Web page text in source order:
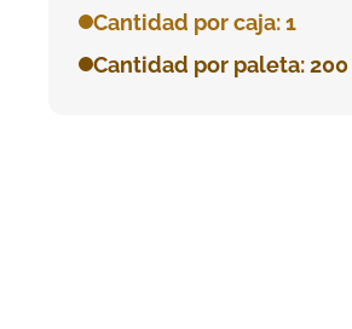
Cantidad por caja: 1
Cantidad por paleta: 200